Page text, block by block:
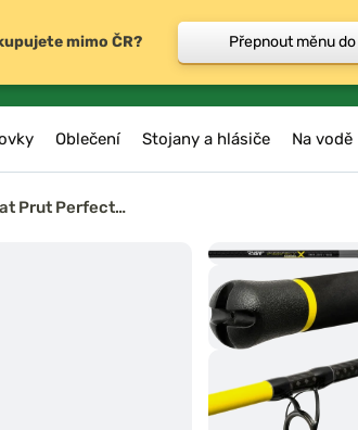
Oblečení Stojany a hlásiče Na vodě
Prut Perfect…
mimo ČR? Přepnout měnu do